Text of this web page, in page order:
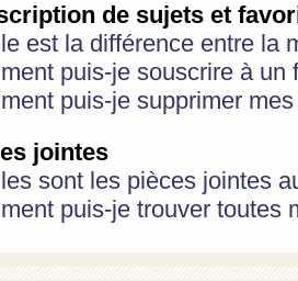
de sujets et
est la différence entre la
puis-je souscrire à
puis-je supprimer
jointes
sont les pièces jointes
puis-je trouver toutes